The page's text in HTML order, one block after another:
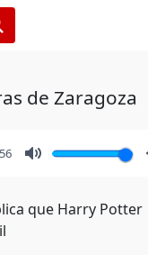
de Zaragoza
que Harry Potter